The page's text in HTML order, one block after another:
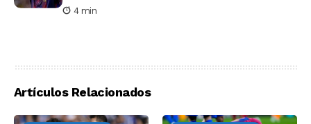
4 min
Artículos Relacionados